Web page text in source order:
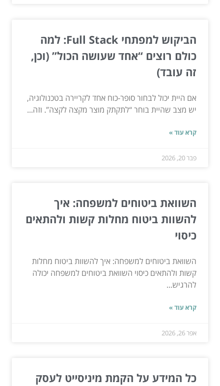
הביקוש למפתחי Full Stack: למה
כולם רוצים “אחד שעושה הכול” (וכן,
זה עובד)
אם היית יכול לבחור סופר-כוח אחד לקריירה בטכנולוגיה,
יש מצב שהיית בוחר “לתקתק מוצר מקצה לקצה”. וזה...
קרא עוד »
פבר 20, 2026
השוואת ביטוחים למשפחה: איך
להשוות ביטוח מחלות קשות ולהתאים
כיסוי
השוואת ביטוחים למשפחה: איך להשוות ביטוח מחלות
קשות ולהתאים כיסוי השוואת ביטוחים למשפחה יכולה
להרגיש...
קרא עוד »
אפר 26, 2026
כל המידע על הקמת מיניסייט לעסק